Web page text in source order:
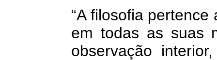
“A filosofia
em todas as suas
observação